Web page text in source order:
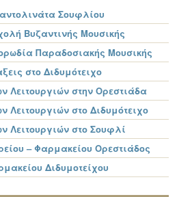
Σουφλίου
Βυζαντινής Μουσικής
Παραδοσιακής Μουσικής
στο Διδυμότειχο
Λειτουργιών στην Ορεστιάδα
στο Διδυμότειχο
Λειτουργιών στο Σουφλί
– Φαρμακείου Ορεστιάδος
Διδυμοτείχου